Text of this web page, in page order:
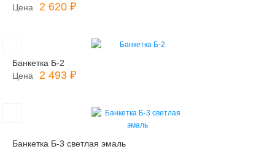
Цена
2 620 ₽
Банкетка Б-2
Цена
2 493 ₽
Банкетка Б-3 светлая эмаль